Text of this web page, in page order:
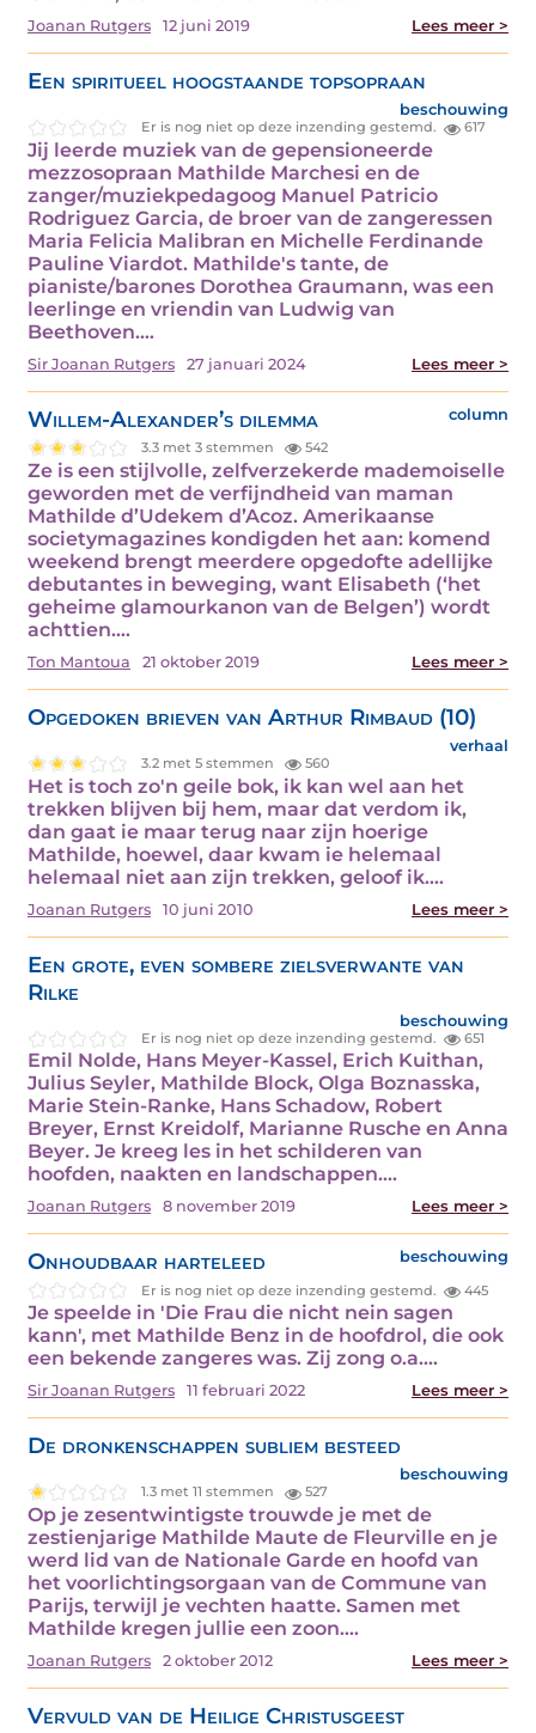
Joanan Rutgers 12 juni 2019 Lees meer >
Een spiritueel hoogstaande topsopraan
beschouwing
Er is nog niet op deze inzending gestemd. 617
Jij leerde muziek van de gepensioneerde
mezzosopraan Mathilde Marchesi en de
zanger/muziekpedagoog Manuel Patricio
Rodriguez Garcia, de broer van de zangeressen
Maria Felicia Malibran en Michelle Ferdinande
Pauline Viardot. Mathilde's tante, de
pianiste/barones Dorothea Graumann, was een
leerlinge en vriendin van Ludwig van
Beethoven.…
Sir Joanan Rutgers 27 januari 2024 Lees meer >
Willem-Alexander’s dilemma column
3.3 met 3 stemmen 542
Ze is een stijlvolle, zelfverzekerde mademoiselle
geworden met de verfijndheid van maman
Mathilde d’Udekem d’Acoz. Amerikaanse
societymagazines kondigden het aan: komend
weekend brengt meerdere opgedofte adellijke
debutantes in beweging, want Elisabeth (‘het
geheime glamourkanon van de Belgen’) wordt
achttien.…
Ton Mantoua 21 oktober 2019 Lees meer >
Opgedoken brieven van Arthur Rimbaud (10)
verhaal
3.2 met 5 stemmen 560
Het is toch zo'n geile bok, ik kan wel aan het
trekken blijven bij hem, maar dat verdom ik,
dan gaat ie maar terug naar zijn hoerige
Mathilde, hoewel, daar kwam ie helemaal
helemaal niet aan zijn trekken, geloof ik.…
Joanan Rutgers 10 juni 2010 Lees meer >
Een grote, even sombere zielsverwante van
Rilke
beschouwing
Er is nog niet op deze inzending gestemd. 651
Emil Nolde, Hans Meyer-Kassel, Erich Kuithan,
Julius Seyler, Mathilde Block, Olga Boznasska,
Marie Stein-Ranke, Hans Schadow, Robert
Breyer, Ernst Kreidolf, Marianne Rusche en Anna
Beyer. Je kreeg les in het schilderen van
hoofden, naakten en landschappen.…
Joanan Rutgers 8 november 2019 Lees meer >
Onhoudbaar harteleed beschouwing
Er is nog niet op deze inzending gestemd. 445
Je speelde in 'Die Frau die nicht nein sagen
kann', met Mathilde Benz in de hoofdrol, die ook
een bekende zangeres was. Zij zong o.a.…
Sir Joanan Rutgers 11 februari 2022 Lees meer >
De dronkenschappen subliem besteed
beschouwing
1.3 met 11 stemmen 527
Op je zesentwintigste trouwde je met de
zestienjarige Mathilde Maute de Fleurville en je
werd lid van de Nationale Garde en hoofd van
het voorlichtingsorgaan van de Commune van
Parijs, terwijl je vechten haatte. Samen met
Mathilde kregen jullie een zoon.…
Joanan Rutgers 2 oktober 2012 Lees meer >
Vervuld van de Heilige Christusgeest